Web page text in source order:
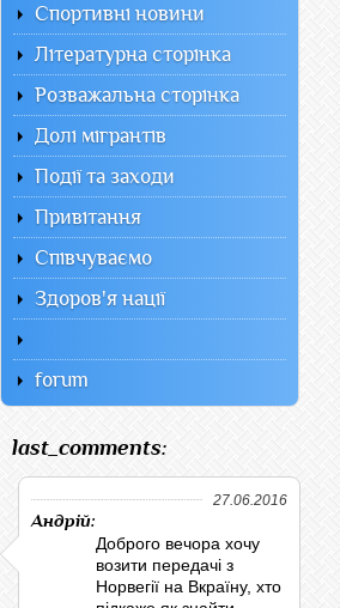
Спортивні новини
Літературна сторінка
Розважальна сторінка
Долі мігрантів
Події та заходи
Привітання
Співчуваємо
Здоров'я нації
forum
last_comments:
27.06.2016
Андрій:
Доброго вечора хочу
возити передачі з
Норвегії на Вкраїну, хто